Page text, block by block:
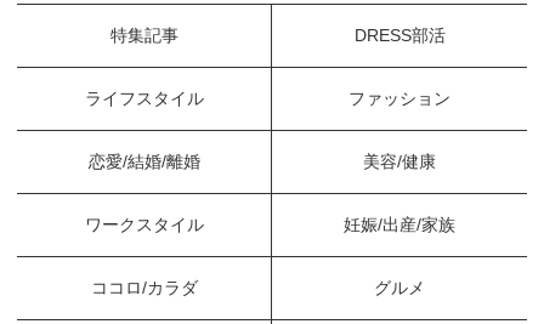
特集記事 DRESS部活
ライフスタイル ファッション
恋愛/結婚/離婚 美容/健康
ワークスタイル 妊娠/出産/家族
ココロ/カラダ グルメ